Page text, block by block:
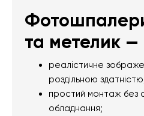
та метелик —
реалістичне
роздільною
простий монтаж без
обладнання;